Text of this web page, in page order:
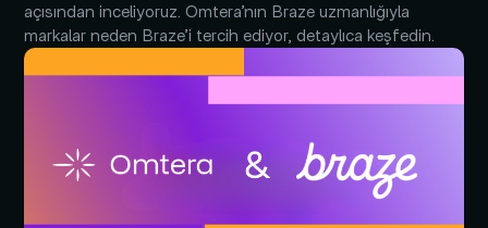
açısından inceliyoruz. Omtera’nın Braze uzmanlığıyla
markalar neden Braze’i tercih ediyor, detaylıca keşfedin.